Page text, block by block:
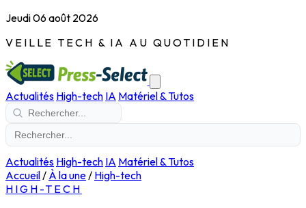
Jeudi 06 août 2026
VEILLE TECH & IA AU QUOTIDIEN
Actualités High-tech IA Matériel & Tutos
Actualités High-tech IA Matériel & Tutos
Accueil/ À la une/ High-tech
HIGH-TECH